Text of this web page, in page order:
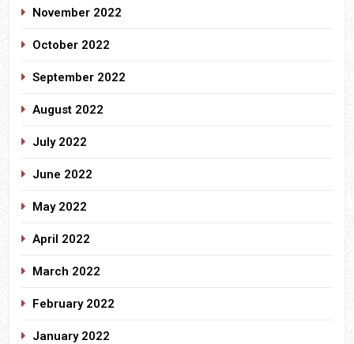
November 2022
October 2022
September 2022
August 2022
July 2022
June 2022
May 2022
April 2022
March 2022
February 2022
January 2022